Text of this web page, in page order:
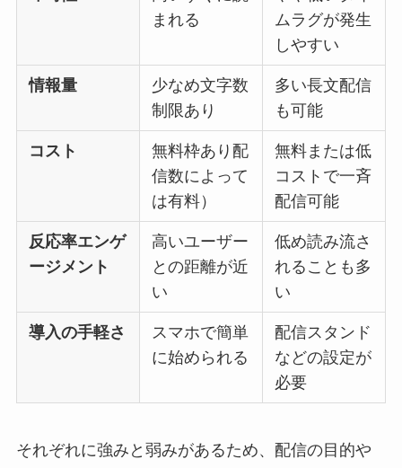
まれる
ムラグが発生
しやすい
情報量
少なめ文字数
制限あり
多い長文配信
も可能
コスト
無料枠あり配
信数によって
は有料）
無料または低
コストで一斉
配信可能
反応率エンゲ
ージメント
高いユーザー
との距離が近
い
低め読み流さ
れることも多
い
導入の手軽さ
スマホで簡単
に始められる
配信スタンド
などの設定が
必要
それぞれに強みと弱みがあるため、配信の目的や